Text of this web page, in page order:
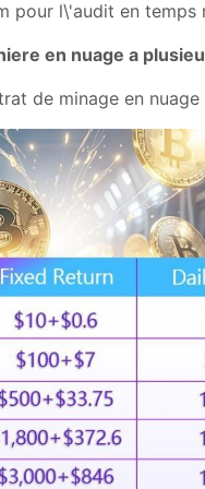
l\'audit en temps
en nuage a
de minage en